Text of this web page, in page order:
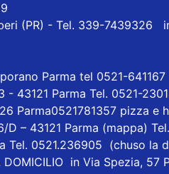
(PR) - Tel. 339-7439326
Parma tel 0521-641167
- 43121 Parma Tel. 0521-
Parma0521781357 pizza e
D – 43121 Parma (mappa)
Tel. 0521.236905 (chuso la
DOMICILIO in Via Spezia, 57